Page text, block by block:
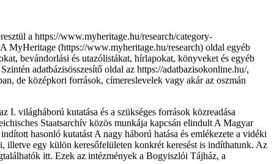
a https://www.myheritage.hu/research/category-
MyHeritage (https://www.myheritage.hu/research) oldal egyéb
bevándorlási és utazólistákat, hírlapokat, könyveket és egyéb
adatbázisösszesítő oldal az https://adatbazisokonline.hu/,
de középkori források, címereslevelek vagy akár az oszmán
világháború kutatása és a szükséges források közreadása
Staatsarchív közös munkája kapcsán elindult A Magyar
hasonló kutatást A nagy háború hatása és emlékezete a vidéki
illetve egy külön keresőfelületen konkrét keresést is indíthatunk. Az
itt. Ezek az intézmények a Bogyiszlói Tájház, a